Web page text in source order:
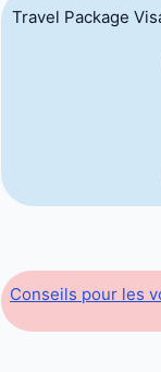
Travel Package
Conseils pour les